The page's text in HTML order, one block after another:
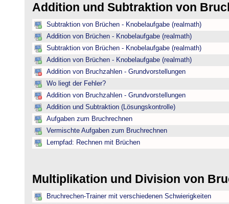
Addition und Subtraktion von
Subtraktion von Brüchen - Knobelaufgabe (realmath)
Addition von Brüchen - Knobelaufgabe (realmath)
Subtraktion von Brüchen - Knobelaufgabe (realmath)
Addition von Brüchen - Knobelaufgabe (realmath)
Addition von Bruchzahlen - Grundvorstellungen
Wo liegt der Fehler?
Addition von Bruchzahlen - Grundvorstellungen
Addition und Subtraktion (Lösungskontrolle)
Aufgaben zum Bruchrechnen
Vermischte Aufgaben zum Bruchrechnen
Lernpfad: Rechnen mit Brüchen
Multiplikation und Division von
Bruchrechen-Trainer mit verschiedenen Schwierigkeiten